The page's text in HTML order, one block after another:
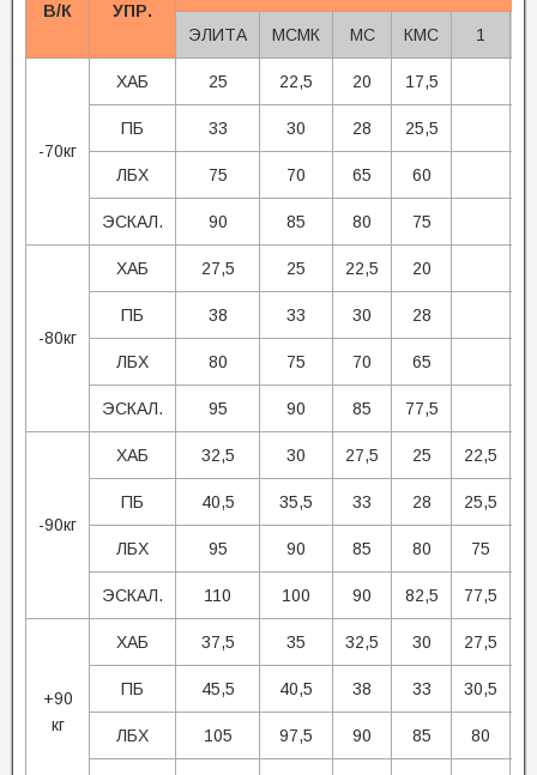
В/К УПР.
ЭЛИТА МСМК МС КМС 1
-70кг
ХАБ 25 22,5 20 17,5
ПБ 33 30 28 25,5
ЛБХ 75 70 65 60
ЭСКАЛ. 90 85 80 75
-80кг
ХАБ 27,5 25 22,5 20
ПБ 38 33 30 28
ЛБХ 80 75 70 65
ЭСКАЛ. 95 90 85 77,5
-90кг
ХАБ 32,5 30 27,5 25 22,5
ПБ 40,5 35,5 33 28 25,5
ЛБХ 95 90 85 80 75
ЭСКАЛ. 110 100 90 82,5 77,5
+90
кг
ХАБ 37,5 35 32,5 30 27,5
ПБ 45,5 40,5 38 33 30,5
ЛБХ 105 97,5 90 85 80